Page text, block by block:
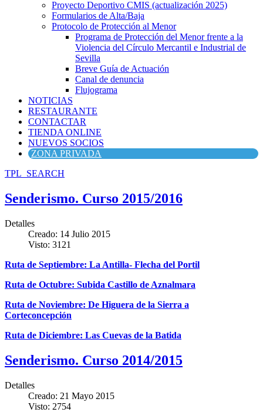
Proyecto Deportivo CMIS (actualización 2025)
Formularios de Alta/Baja
Protocolo de Protección al Menor
Programa de Protección del Menor frente a la
Violencia del Círculo Mercantil e Industrial de
Sevilla
Breve Guía de Actuación
Canal de denuncia
Flujograma
NOTICIAS
RESTAURANTE
CONTACTAR
TIENDA ONLINE
NUEVOS SOCIOS
ZONA PRIVADA
TPL_SEARCH
Senderismo. Curso 2015/2016
Detalles
Creado: 14 Julio 2015
Visto: 3121
Ruta de Septiembre: La Antilla- Flecha del Portil
Ruta de Octubre: Subida Castillo de Aznalmara
Ruta de Noviembre: De Higuera de la Sierra a
Corteconcepción
Ruta de Diciembre: Las Cuevas de la Batida
Senderismo. Curso 2014/2015
Detalles
Creado: 21 Mayo 2015
Visto: 2754